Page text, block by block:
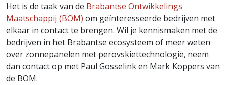
Het is de taak van de Brabantse Ontwikkelings
Maatschappij (BOM) om geïnteresseerde bedrijven met
elkaar in contact te brengen. Wil je kennismaken met de
bedrijven in het Brabantse ecosysteem of meer weten
over zonnepanelen met perovskiettechnologie, neem
dan contact op met Paul Gosselink en Mark Koppers van
de BOM.